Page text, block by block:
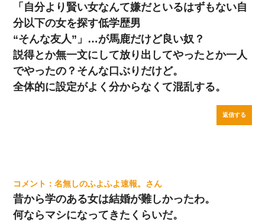
「自分より賢い女なんて嫌だといるはずもない自
分以下の女を探す低学歴男
“そんな友人”」…が馬鹿だけど良い奴？
説得とか無一文にして放り出してやったとか一人
でやったの？そんな口ぶりだけど。
全体的に設定がよく分からなくて混乱する。
返信する
名無しのふよふよ速報。
昔から学のある女は結婚が難しかったわ。
何ならマシになってきたくらいだ。